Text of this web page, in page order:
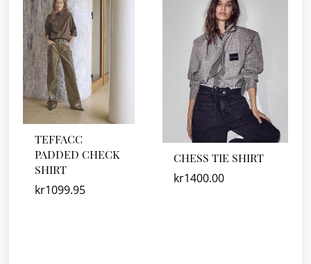
TEFFACC
PADDED CHECK
SHIRT
kr1099.95
CHESS TIE SHIRT
kr1400.00